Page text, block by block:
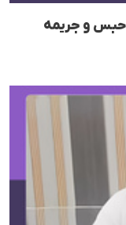
و جریمە